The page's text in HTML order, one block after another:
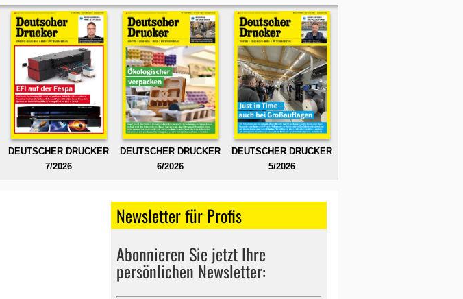
DEUTSCHER DRUCKER
7/2026
DEUTSCHER DRUCKER
6/2026
DEUTSCHER DRUCKER
5/2026
Newsletter für Profis
Abonnieren Sie jetzt Ihre
persönlichen Newsletter: